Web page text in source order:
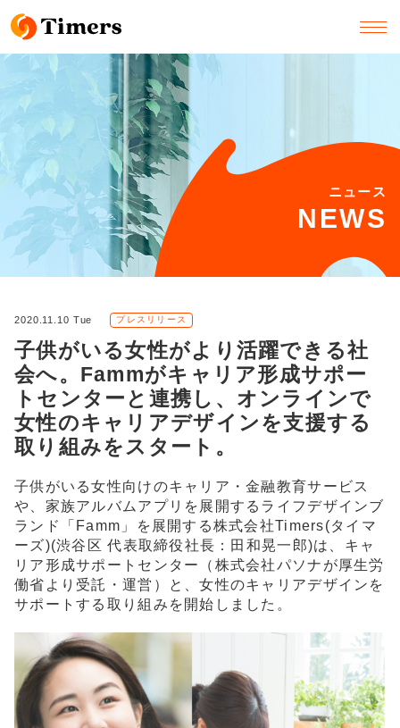
ニュース
NEWS
2020.11.10 Tue プレスリリース
子供がいる女性がより活躍できる社
会へ。Fammがキャリア形成サポー
トセンターと連携し、オンラインで
女性のキャリアデザインを支援する
取り組みをスタート。
子供がいる女性向けのキャリア・金融教育サービス
や、家族アルバムアプリを展開するライフデザインブ
ランド「Famm」を展開する株式会社Timers(タイマ
ーズ)(渋谷区 代表取締役社長：田和晃一郎)は、キャ
リア形成サポートセンター（株式会社パソナが厚生労
働省より受託・運営）と、女性のキャリアデザインを
サポートする取り組みを開始しました。